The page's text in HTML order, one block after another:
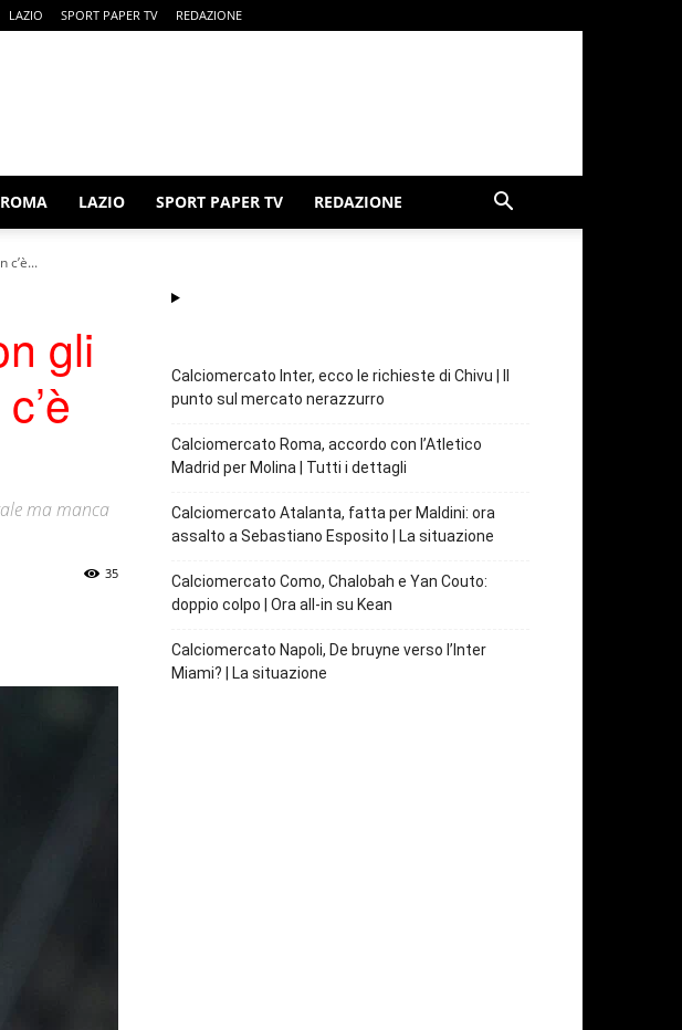
LAZIO SPORT PAPER TV REDAZIONE
ROMA LAZIO SPORT PAPER TV REDAZIONE
c’è...
gli
ma manca
35
Calciomercato Inter, ecco le richieste di Chivu | Il
punto sul mercato nerazzurro
Calciomercato Roma, accordo con l’Atletico
Madrid per Molina | Tutti i dettagli
Calciomercato Atalanta, fatta per Maldini: ora
assalto a Sebastiano Esposito | La situazione
Calciomercato Como, Chalobah e Yan Couto:
doppio colpo | Ora all-in su Kean
Calciomercato Napoli, De bruyne verso l’Inter
Miami? | La situazione